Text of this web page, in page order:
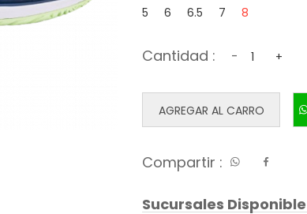
5 6 6.5 7 8
Cantidad : - +
AGREGAR AL CARRO
Compartir :
Sucursales Disponible